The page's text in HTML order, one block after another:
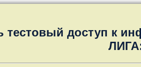
тестовый доступ к